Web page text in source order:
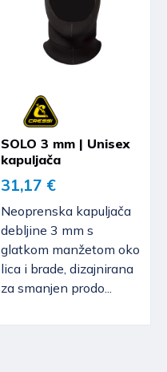
SOLO 3 mm | Unisex
kapuljača
31,17 €
Neoprenska kapuljača
debljine 3 mm s
glatkom manžetom oko
lica i brade, dizajnirana
za smanjen prodo...